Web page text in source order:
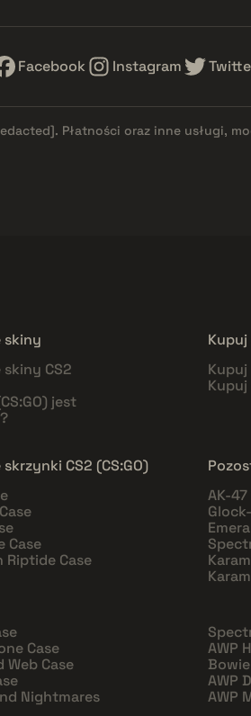
Facebook Instagram
. Płatności oraz inne usługi,
skiny
CS2
jest
Kupuj
CS2 (CS:GO)
Case
Riptide Case
AK-
Case
Web Case
Nightmares
AWP
AWP
AWP